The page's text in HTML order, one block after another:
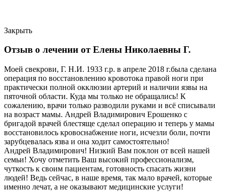
Закрыть
Отзыв о лечении от Елены Николаевны Г.
Моей свекрови, Г. Н.И. 1933 г.р. в апреле 2018 г.была сделана
операция по восстановлению кровотока правой ноги при
практически полной окклюзии артерий и наличии язвы на
пяточной области. Куда мы только не обращались! К
сожалению, врачи только разводили руками и всё списывали
на возраст мамы. Андрей Владимирович Ерошенко с
бригадой врачей блестяще сделал операцию и теперь у мамы
восстановилось кровоснабжение ноги, исчезли боли, почти
зарубцевалась язва и она ходит самостоятельно!
Андрей Владимирович! Низкий Вам поклон от всей нашей
семьи! Хочу отметить Ваш высокий профессионализм,
чуткость к своим пациентам, готовность спасать жизни
людей! Ведь сейчас, в наше время, так мало врачей, которые
именно лечат, а не оказывают медицинские услуги!